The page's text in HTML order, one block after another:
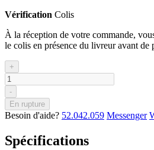
Vérification Colis
À la réception de votre commande,
le colis en présence du livreur avant de
+
-
En rupture
Besoin d'aide? 52.042.059 Messenger
Spécifications